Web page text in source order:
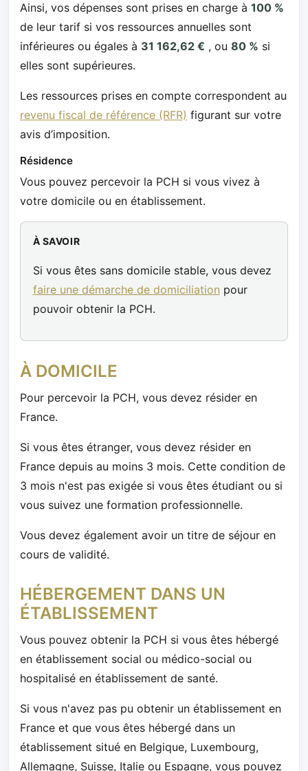
Ainsi, vos dépenses sont prises en charge à 100 %
de leur tarif si vos ressources annuelles sont
inférieures ou égales à 31 162,62 € , ou 80 % si
elles sont supérieures.
Les ressources prises en compte correspondent au
revenu fiscal de référence (RFR) figurant sur votre
avis d’imposition.
Résidence
Vous pouvez percevoir la PCH si vous vivez à
votre domicile ou en établissement.
À SAVOIR
Si vous êtes sans domicile stable, vous devez
faire une démarche de domiciliation pour
pouvoir obtenir la PCH.
À DOMICILE
Pour percevoir la PCH, vous devez résider en
France.
Si vous êtes étranger, vous devez résider en
France depuis au moins 3 mois. Cette condition de
3 mois n'est pas exigée si vous êtes étudiant ou si
vous suivez une formation professionnelle.
Vous devez également avoir un titre de séjour en
cours de validité.
HÉBERGEMENT DANS UN
ÉTABLISSEMENT
Vous pouvez obtenir la PCH si vous êtes hébergé
en établissement social ou médico-social ou
hospitalisé en établissement de santé.
Si vous n'avez pas pu obtenir un établissement en
France et que vous êtes hébergé dans un
établissement situé en Belgique, Luxembourg,
Allemagne, Suisse, Italie ou Espagne, vous pouvez